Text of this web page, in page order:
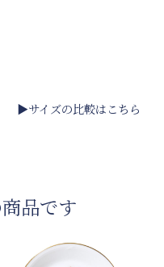
▶サイズの比較はこちら
品です